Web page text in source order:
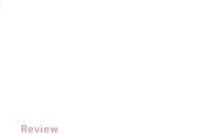
Review